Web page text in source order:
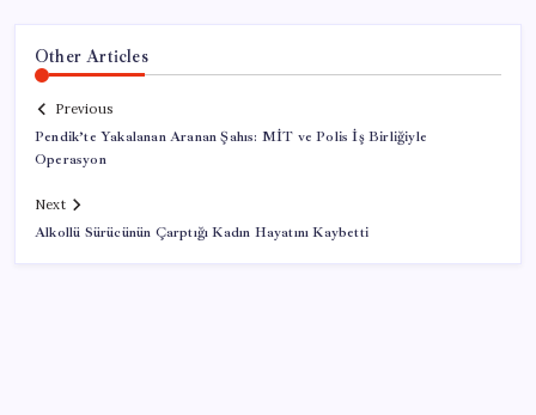
Other Articles
Previous
Pendik’te Yakalanan Aranan Şahıs: MİT ve Polis İş Birliğiyle
Operasyon
Next
Alkollü Sürücünün Çarptığı Kadın Hayatını Kaybetti